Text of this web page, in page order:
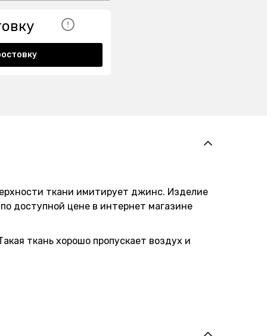
ткани имитирует джинс. Изделие
доступной цене в интернет магазине
ткань хорошо пропускает воздух и